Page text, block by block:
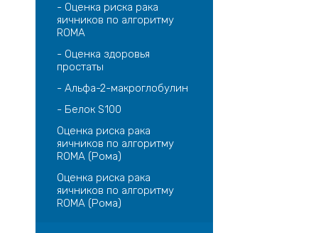
- Оценка риска рака
яичников по алгоритму
ROMA
- Оценка здоровья
простаты
- Альфа-2-макроглобулин
- Белок S100
Оценка риска рака
яичников по алгоритму
ROMA (Рома)
Оценка риска рака
яичников по алгоритму
ROMA (Рома)